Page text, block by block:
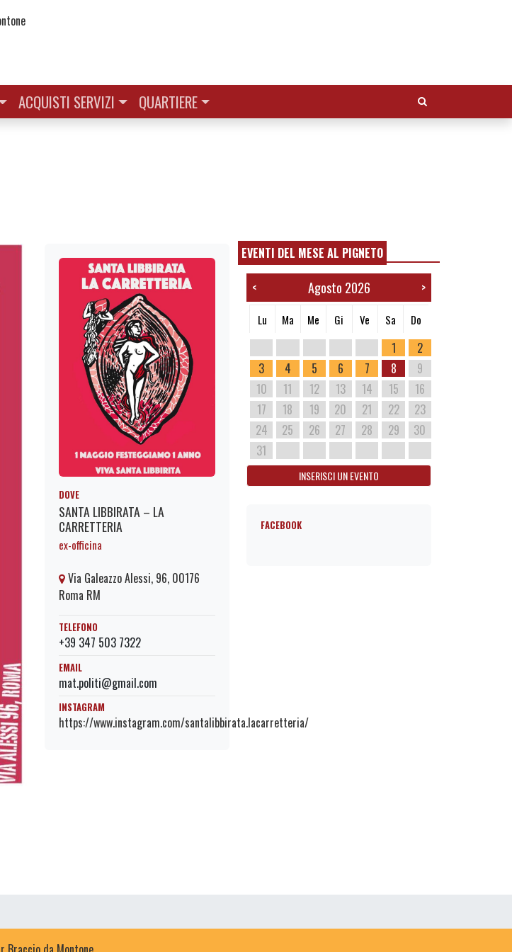
ACQUISTI SERVIZI QUARTIERE Cerca:
DOVE
SANTA LIBBIRATA – LA
CARRETTERIA
ex-officina
Via Galeazzo Alessi, 96, 00176
Roma RM
TELEFONO
+39 347 503 7322
EMAIL
mat.politi@gmail.com
INSTAGRAM
https://www.instagram.com/santalibbirata.lacarretteria/
EVENTI DEL MESE AL PIGNETO
< Agosto 2026 >
Lu Ma Me Gi Ve Sa Do
1
2
3
4 5 6 7 8
9
10
11 12 13 14 15
16
17
18 19 20 21 22
23
24
25 26 27 28 29
30
31
INSERISCI UN EVENTO
FACEBOOK